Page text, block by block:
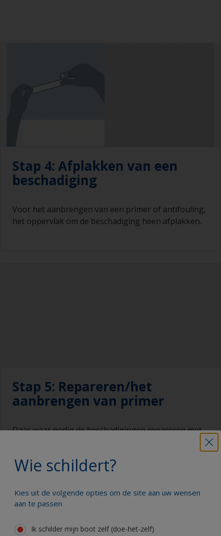
Stap 4: Afplakken van een
beschadiging
Voor het aanbrengen van een primer of antifouling,
het oppervlak om de beschadiging heen afplakken.
Stap 5: Repareren/het
aanbrengen van primer
Daar waar nodig de beschadigingen repareren met
Note: let bij polyester op osmose-verschijnselen,
indien u dit aantreft vraag dan om advies op het
Wie schildert?
Kies uit de volgende opties om de site aan uw wensen
aan te passen
Ik schilder mijn boot zelf (doe-het-zelf)